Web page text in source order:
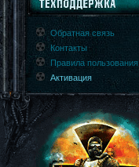
Обратная связь
Контакты
Правила пользования
Активация